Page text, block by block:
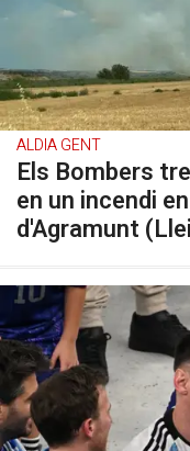
ALDIA GENT
Els Bombers
en un incendi
d'Agramunt